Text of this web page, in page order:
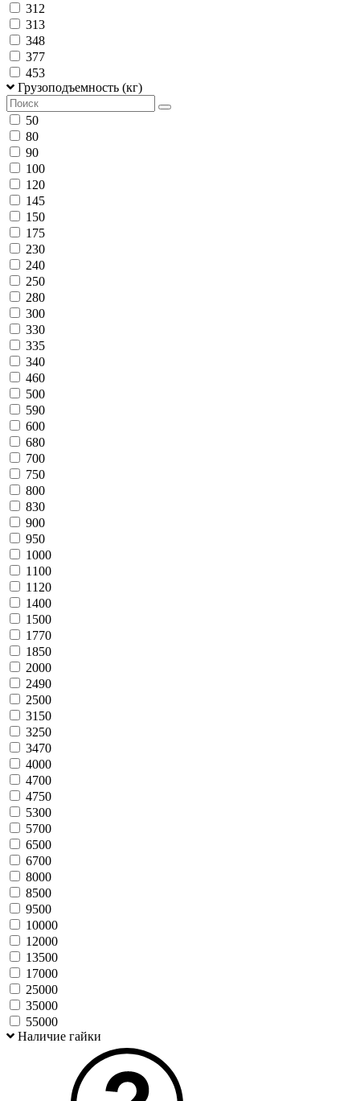
312
313
348
377
453
Грузоподъемность (кг)
50
80
90
100
120
145
150
175
230
240
250
280
300
330
335
340
460
500
590
600
680
700
750
800
830
900
950
1000
1100
1120
1400
1500
1770
1850
2000
2490
2500
3150
3250
3470
4000
4700
4750
5300
5700
6500
6700
8000
8500
9500
10000
12000
13500
17000
25000
35000
55000
Наличие гайки